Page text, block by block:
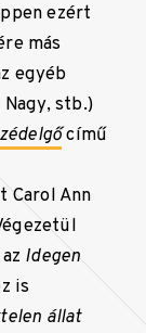
ezért
más
egyéb
stb.)
című
Carol Ann
Idegen
is
állat